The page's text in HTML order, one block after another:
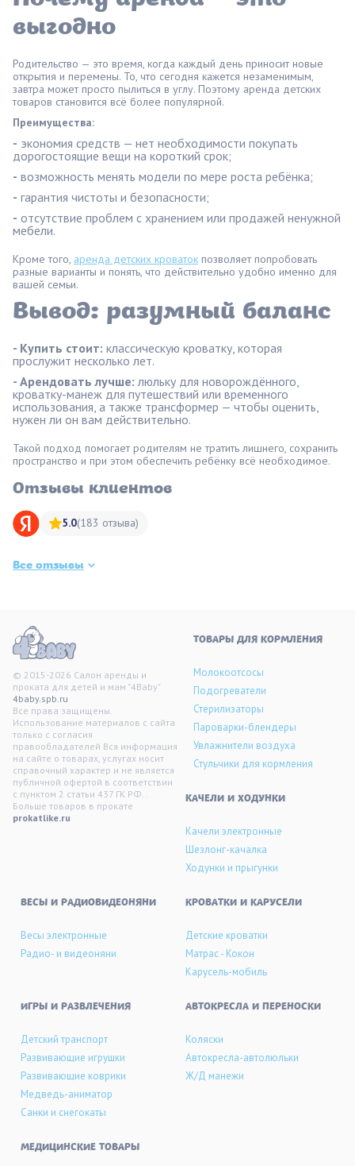
выгодно
Родительство — это время, когда каждый день приносит новые
открытия и перемены. То, что сегодня кажется незаменимым,
завтра может просто пылиться в углу. Поэтому аренда детских
товаров становится всё более популярной.
Преимущества:
- экономия средств — нет необходимости покупать
дорогостоящие вещи на короткий срок;
- возможность менять модели по мере роста ребёнка;
- гарантия чистоты и безопасности;
- отсутствие проблем с хранением или продажей ненужной
мебели.
Кроме того, аренда детских кроваток позволяет попробовать
разные варианты и понять, что действительно удобно именно для
вашей семьи.
Вывод: разумный баланс
- Купить стоит: классическую кроватку, которая
прослужит несколько лет.
- Арендовать лучше: люльку для новорождённого,
кроватку-манеж для путешествий или временного
использования, а также трансформер — чтобы оценить,
нужен ли он вам действительно.
Такой подход помогает родителям не тратить лишнего, сохранить
пространство и при этом обеспечить ребёнку всё необходимое.
Отзывы клиентов
5.0(183 отзыва)
Все отзывы
© 2015-2026 Салон аренды и
проката для детей и мам "4Baby"
4baby.spb.ru
Все права защищены.
Использование материалов с сайта
только с согласия
правообладателей Вся информация
на сайте о товарах, услугах носит
справочный характер и не является
публичной офертой в соответствии
с пунктом 2 статьи 437 ГК РФ. .
Больше товаров в прокате
prokatlike.ru
ТОВАРЫ ДЛЯ КОРМЛЕНИЯ
Молокоотсосы
Подогреватели
Стерилизаторы
Пароварки-блендеры
Увлажнители воздуха
Стульчики для кормления
KАЧЕЛИ И ХОДУНКИ
Качели электронные
Шезлонг-качалка
Ходунки и прыгунки
ВЕСЫ И РАДИОВИДЕОНЯНИ
Весы электронные
Радио- и видеоняни
КРОВАТКИ И КАРУСЕЛИ
Детские кроватки
Матрас - Кокон
Карусель-мобиль
ИГРЫ И РАЗВЛЕЧЕНИЯ
Детский транспорт
Развивающие игрушки
Развивающие коврики
Медведь-аниматор
Санки и снегокаты
АВТОКРЕСЛА И ПЕРЕНОСКИ
Коляски
Автокресла-автолюльки
Ж/Д манежи
МЕДИЦИНСКИЕ ТОВАРЫ